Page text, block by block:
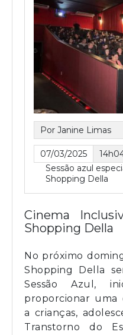
Por Janine Limas
07/03/2025
Sessão azul
Shopping Della
Cinema
Shopping Della
No próximo
Shopping Della
Sessão Azul,
proporcionar uma
a crianças,
Transtorno do